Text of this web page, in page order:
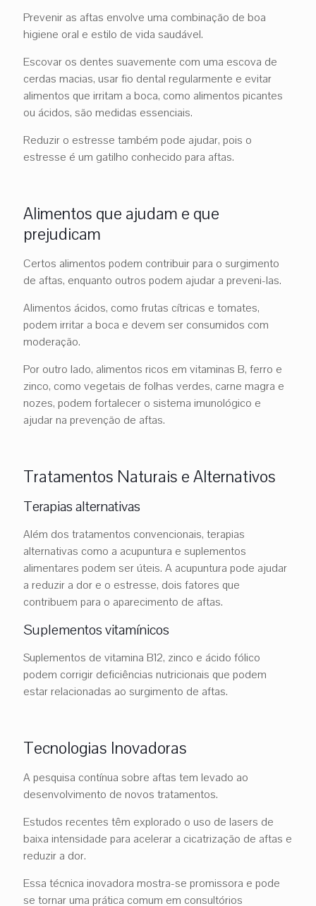
Prevenir as aftas envolve uma combinação de boa
higiene oral e estilo de vida saudável.
Escovar os dentes suavemente com uma escova de
cerdas macias, usar fio dental regularmente e evitar
alimentos que irritam a boca, como alimentos picantes
ou ácidos, são medidas essenciais.
Reduzir o estresse também pode ajudar, pois o
estresse é um gatilho conhecido para aftas.
Alimentos que ajudam e que
prejudicam
Certos alimentos podem contribuir para o surgimento
de aftas, enquanto outros podem ajudar a preveni-las.
Alimentos ácidos, como frutas cítricas e tomates,
podem irritar a boca e devem ser consumidos com
moderação.
Por outro lado, alimentos ricos em vitaminas B, ferro e
zinco, como vegetais de folhas verdes, carne magra e
nozes, podem fortalecer o sistema imunológico e
ajudar na prevenção de aftas.
Tratamentos Naturais e Alternativos
Terapias alternativas
Além dos tratamentos convencionais, terapias
alternativas como a acupuntura e suplementos
alimentares podem ser úteis. A acupuntura pode ajudar
a reduzir a dor e o estresse, dois fatores que
contribuem para o aparecimento de aftas.
Suplementos vitamínicos
Suplementos de vitamina B12, zinco e ácido fólico
podem corrigir deficiências nutricionais que podem
estar relacionadas ao surgimento de aftas.
Tecnologias Inovadoras
A pesquisa contínua sobre aftas tem levado ao
desenvolvimento de novos tratamentos.
Estudos recentes têm explorado o uso de lasers de
baixa intensidade para acelerar a cicatrização de aftas e
reduzir a dor.
Essa técnica inovadora mostra-se promissora e pode
se tornar uma prática comum em consultórios